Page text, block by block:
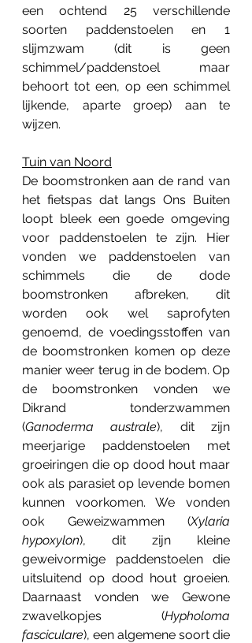
een ochtend 25 verschillende
soorten paddenstoelen en 1
slijmzwam (dit is geen
schimmel/paddenstoel maar
behoort tot een, op een schimmel
lijkende, aparte groep) aan te
wijzen.
Tuin van Noord
De boomstronken aan de rand van
het fietspas dat langs Ons Buiten
loopt bleek een goede omgeving
voor paddenstoelen te zijn. Hier
vonden we paddenstoelen van
schimmels die de dode
boomstronken afbreken, dit
worden ook wel saprofyten
genoemd, de voedingsstoffen van
de boomstronken komen op deze
manier weer terug in de bodem. Op
de boomstronken vonden we
Dikrand tonderzwammen
(Ganoderma australe), dit zijn
meerjarige paddenstoelen met
groeiringen die op dood hout maar
ook als parasiet op levende bomen
kunnen voorkomen. We vonden
ook Geweizwammen (Xylaria
hypoxylon), dit zijn kleine
geweivormige paddenstoelen die
uitsluitend op dood hout groeien.
Daarnaast vonden we Gewone
zwavelkopjes (Hypholoma
fasciculare), een algemene soort die